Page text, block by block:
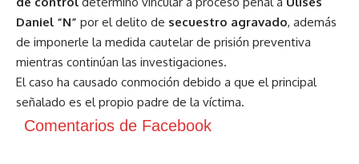
Daniel “N” por el delito de secuestro agravado, además
de imponerle la medida cautelar de prisión preventiva
mientras continúan las investigaciones.
El caso ha causado conmoción debido a que el principal
señalado es el propio padre de la víctima.
Comentarios de Facebook